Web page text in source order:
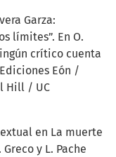
Garza:
límites”. En O.
crítico cuenta
Eón /
Hill / UC
en La muerte
y L. Pache